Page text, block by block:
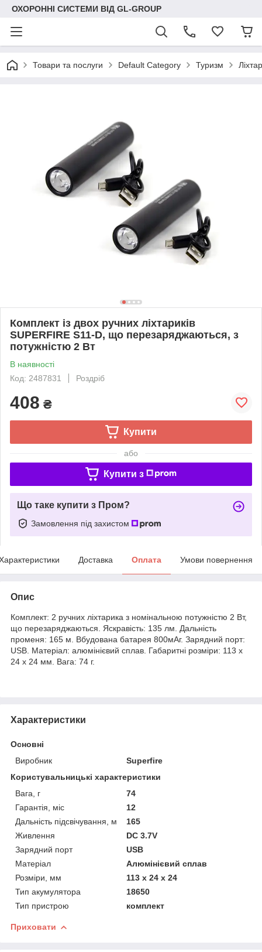
ОХОРОННІ СИСТЕМИ ВІД GL-GROUP
Товари та послуги Default Category Туризм
Комплект із двох ручних ліхтариків
SUPERFIRE S11-D, що перезаряджаються, з
потужністю 2 Вт
В наявності
Код: 2487831
Роздріб
408 ₴
Купити
або
Купити з
Що таке купити з Пром?
Замовлення під захистом
Доставка Оплата Умови повернення
Опис
Комплект: 2 ручних ліхтарика з номінальною потужністю 2 Вт,
що перезаряджаються. Яскравість: 135 лм. Дальність
променя: 165 м. Вбудована батарея 800мАг. Зарядний порт:
USB. Матеріал: алюмінієвий сплав. Габаритні розміри: 113 х
24 х 24 мм. Вага: 74 г.
Характеристики
Основні
Виробник
Superfire
Користувальницькі характеристики
Вага, г
74
Гарантія, міс
12
Дальність підсвічування, м
165
Живлення
DC 3.7V
Зарядний порт
USB
Матеріал
Алюмінієвий сплав
Розміри, мм
113 х 24 х 24
Тип акумулятора
18650
Тип пристрою
комплект
Приховати